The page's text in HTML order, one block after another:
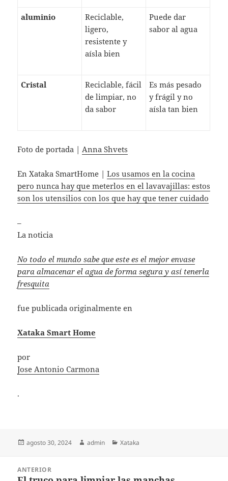
aluminio
Reciclable,
ligero,
resistente y
aísla bien
Puede dar
sabor al agua
Cristal
Reciclable, fácil
de limpiar, no
da sabor
Es más pesado
y frágil y no
aísla tan bien
Foto de portada | Anna Shvets
En Xataka SmartHome |Los usamos en la cocina
pero nunca hay que meterlos en el lavavajillas: estos
son los utensilios con los que hay que tener cuidado
–
La noticia
No todo el mundo sabe que este es el mejor envase
para almacenar el agua de forma segura y así tenerla
fresquita
fue publicada originalmente en
Xataka Smart Home
por
Jose Antonio Carmona
.
Publicado
agosto 30, 2024 Autor
admin Categorías
Xataka
ANTERIOR